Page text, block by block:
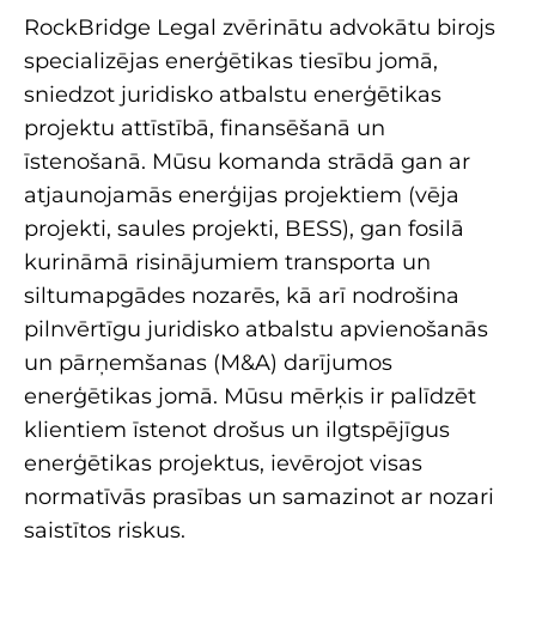
RockBridge Legal zvērinātu advokātu birojs
specializējas enerģētikas tiesību jomā,
sniedzot juridisko atbalstu enerģētikas
projektu attīstībā, finansēšanā un
īstenošanā. Mūsu komanda strādā gan ar
atjaunojamās enerģijas projektiem (vēja
projekti, saules projekti, BESS), gan fosilā
kurināmā risinājumiem transporta un
siltumapgādes nozarēs, kā arī nodrošina
pilnvērtīgu juridisko atbalstu apvienošanās
un pārņemšanas (M&A) darījumos
enerģētikas jomā. Mūsu mērķis ir palīdzēt
klientiem īstenot drošus un ilgtspējīgus
enerģētikas projektus, ievērojot visas
normatīvās prasības un samazinot ar nozari
saistītos riskus.